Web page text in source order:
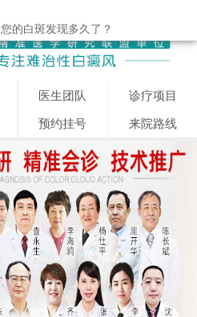
医生团队 诊疗项目
预约挂号 来院路线
的白斑发现多久了？